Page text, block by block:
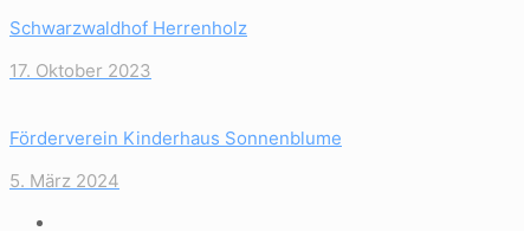
Schwarzwaldhof Herrenholz
17. Oktober 2023
Förderverein Kinderhaus Sonnenblume
5. März 2024